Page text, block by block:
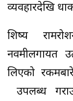
व्यवहारदेखि
शिष्य
नवमीलगायत
लिएको
उपलब्ध